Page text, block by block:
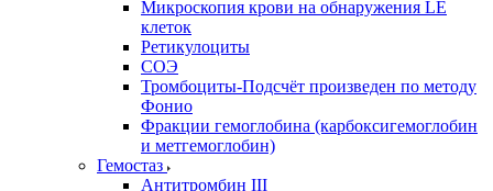
Микроскопия крови на обнаружения LE
клеток
Ретикулоциты
СОЭ
Тромбоциты-Подсчёт произведен по методу
Фонио
Фракции гемоглобина (карбоксигемоглобин
и метгемоглобин)
Гемостаз
Антитромбин III